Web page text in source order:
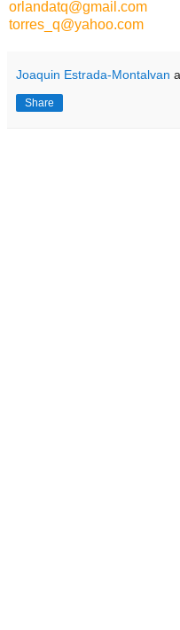
orlandatq@gmail.com
torres_q@yahoo.com
Joaquin Estrada-Montalvan
Share